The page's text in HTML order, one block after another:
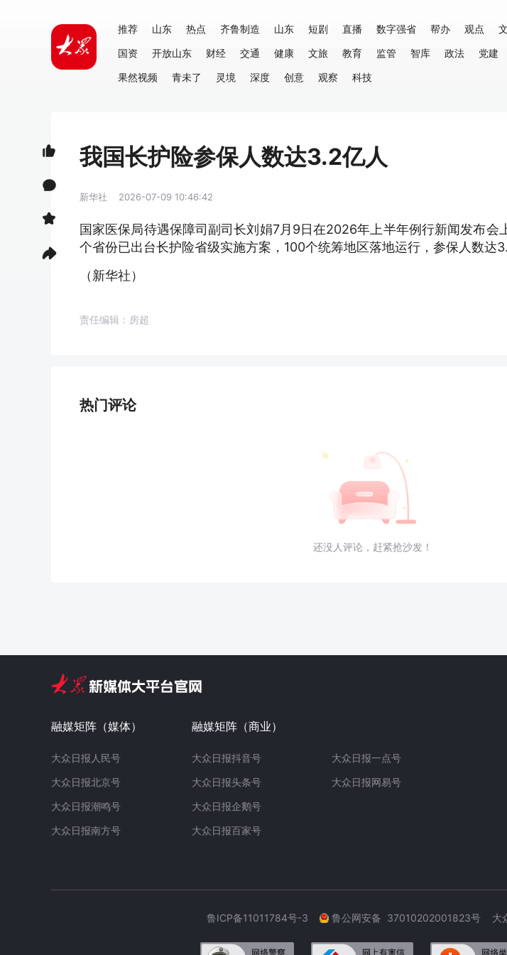
推荐 山东 热点 齐鲁制造 山东 短剧 直播 数字强省 帮办 观点
国资
开放山东 财经 交通 健康 文旅 教育 监管 智库 政法 党建
果然视频
青未了 灵境 深度 创意 观察 科技
我国长护险参保人数达3.2亿人
新华社 2026-07-09 10:46:42
国家医保局待遇保障司副司长刘娟7月9日在2026年上半年例行新闻发布会
个省份已出台长护险省级实施方案，100个统筹地区落地运行，参保人数达
（新华社）
责任编辑：房超
热门评论
还没人评论，赶紧抢沙发！
融媒矩阵（媒体）
大众日报人民号
大众日报北京号
大众日报潮鸣号
大众日报南方号
融媒矩阵（商业）
大众日报抖音号
大众日报头条号
大众日报企鹅号
大众日报百家号
大众日报一点号
大众日报网易号
鲁ICP备11011784号-3 鲁公网安备 37010202001823号